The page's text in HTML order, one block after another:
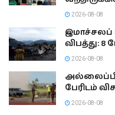
2026-08-08
இமாச்சலப்
விபத்து: 8
2026-08-08
பேரிடம்
2026-08-08